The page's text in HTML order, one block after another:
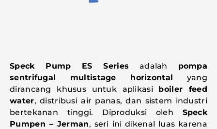
Speck Pump ES Series adalah pompa
sentrifugal multistage horizontal yang
dirancang khusus untuk aplikasi boiler feed
water, distribusi air panas, dan sistem industri
bertekanan tinggi. Diproduksi oleh Speck
Pumpen – Jerman, seri ini dikenal luas karena